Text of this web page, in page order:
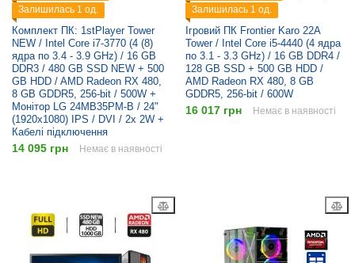
Залишилась 1 од.
Комплект ПК: 1stPlayer Tower
NEW / Intel Core i7-3770 (4 (8)
ядра по 3.4 - 3.9 GHz) / 16 GB
DDR3 / 480 GB SSD NEW + 500
GB HDD / AMD Radeon RX 480,
8 GB GDDR5, 256-bit / 500W +
Монітор LG 24MB35PM-B / 24"
(1920x1080) IPS / DVI / 2x 2W +
Кабелі підключення
14 095 грн Немає в наявності
Залишилась 1 од.
Ігровий ПК Frontier Karo 22A
Tower / Intel Core i5-4440 (4 ядра
по 3.1 - 3.3 GHz) / 16 GB DDR4 /
128 GB SSD + 500 GB HDD /
AMD Radeon RX 480, 8 GB
GDDR5, 256-bit / 600W
16 017 грн Немає в наявності